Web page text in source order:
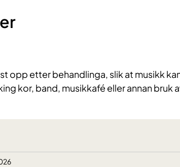
opp etter behandlinga, slik at musikk
kor, band, musikkafé eller annan bruk